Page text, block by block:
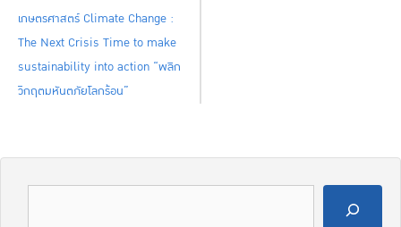
เกษตรศาสตร์ Climate Change :
The Next Crisis Time to make
sustainability into action “พลิก
วิกฤตมหันตภัยโลกร้อน”